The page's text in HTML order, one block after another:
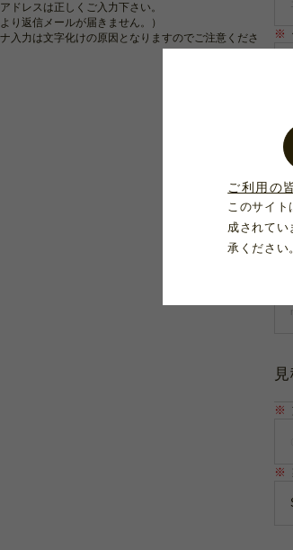
ご利用の
このサイト
成されてい
承ください
ドレスは正しくご入力下さい。
より返信メールが届きません。）
入力は文字化けの原因となりますのでご注意くださ
※
※
※
※